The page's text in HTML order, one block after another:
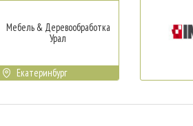
Мебель & Деревообработка
Урал
Екатеринбург